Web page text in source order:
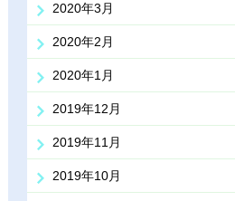
2020年3月
2020年2月
2020年1月
2019年12月
2019年11月
2019年10月